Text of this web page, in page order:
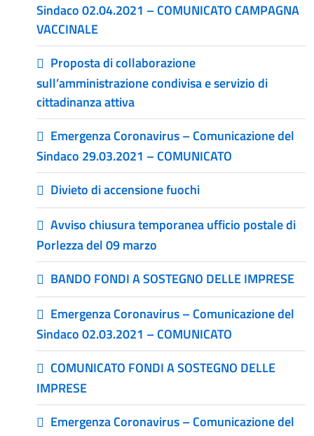
Sindaco 02.04.2021 – COMUNICATO CAMPAGNA
VACCINALE
Proposta di collaborazione
sull’amministrazione condivisa e servizio di
cittadinanza attiva
Emergenza Coronavirus – Comunicazione del
Sindaco 29.03.2021 – COMUNICATO
Divieto di accensione fuochi
Avviso chiusura temporanea ufficio postale di
Porlezza del 09 marzo
BANDO FONDI A SOSTEGNO DELLE IMPRESE
Emergenza Coronavirus – Comunicazione del
Sindaco 02.03.2021 – COMUNICATO
COMUNICATO FONDI A SOSTEGNO DELLE
IMPRESE
Emergenza Coronavirus – Comunicazione del